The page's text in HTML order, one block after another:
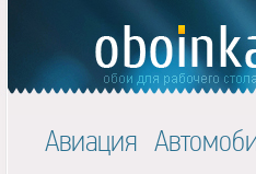
Авиация